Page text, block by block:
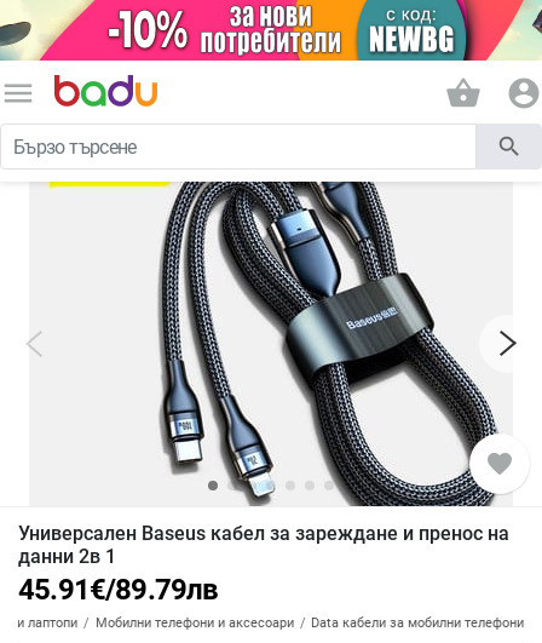
menu shopping_basket account_circle
search
favorite
Универсален Baseus кабел за зареждане и пренос на
данни 2в 1
45.91€/89.79лв
и лаптопи Мобилни телефони и аксесоари Data кабели за мобилни телефони